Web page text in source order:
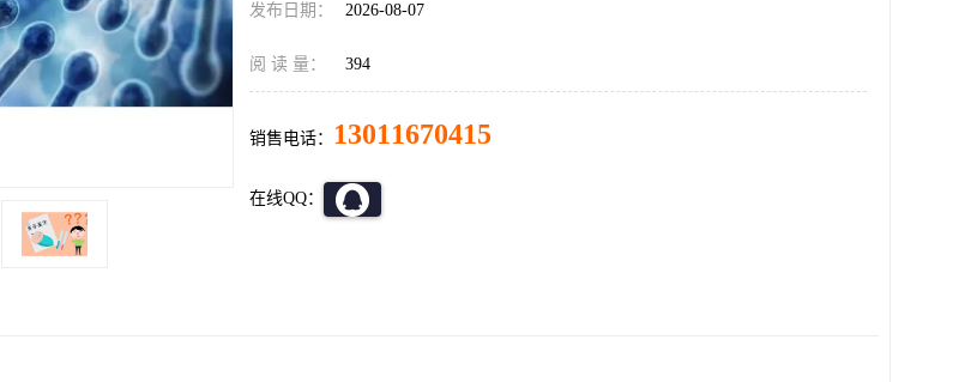
发布日期： 2026-08-07
阅 读 量： 394
销售电话： 13011670415
在线QQ：